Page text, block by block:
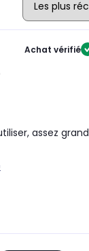
Achat vérifié
assez grand